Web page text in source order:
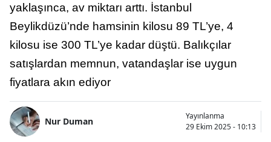
yaklaşınca, av miktarı arttı. İstanbul
Beylikdüzü’nde hamsinin kilosu 89 TL’ye, 4
kilosu ise 300 TL’ye kadar düştü. Balıkçılar
satışlardan memnun, vatandaşlar ise uygun
fiyatlara akın ediyor
Nur Duman
Yayınlanma
29 Ekim 2025 - 10:13